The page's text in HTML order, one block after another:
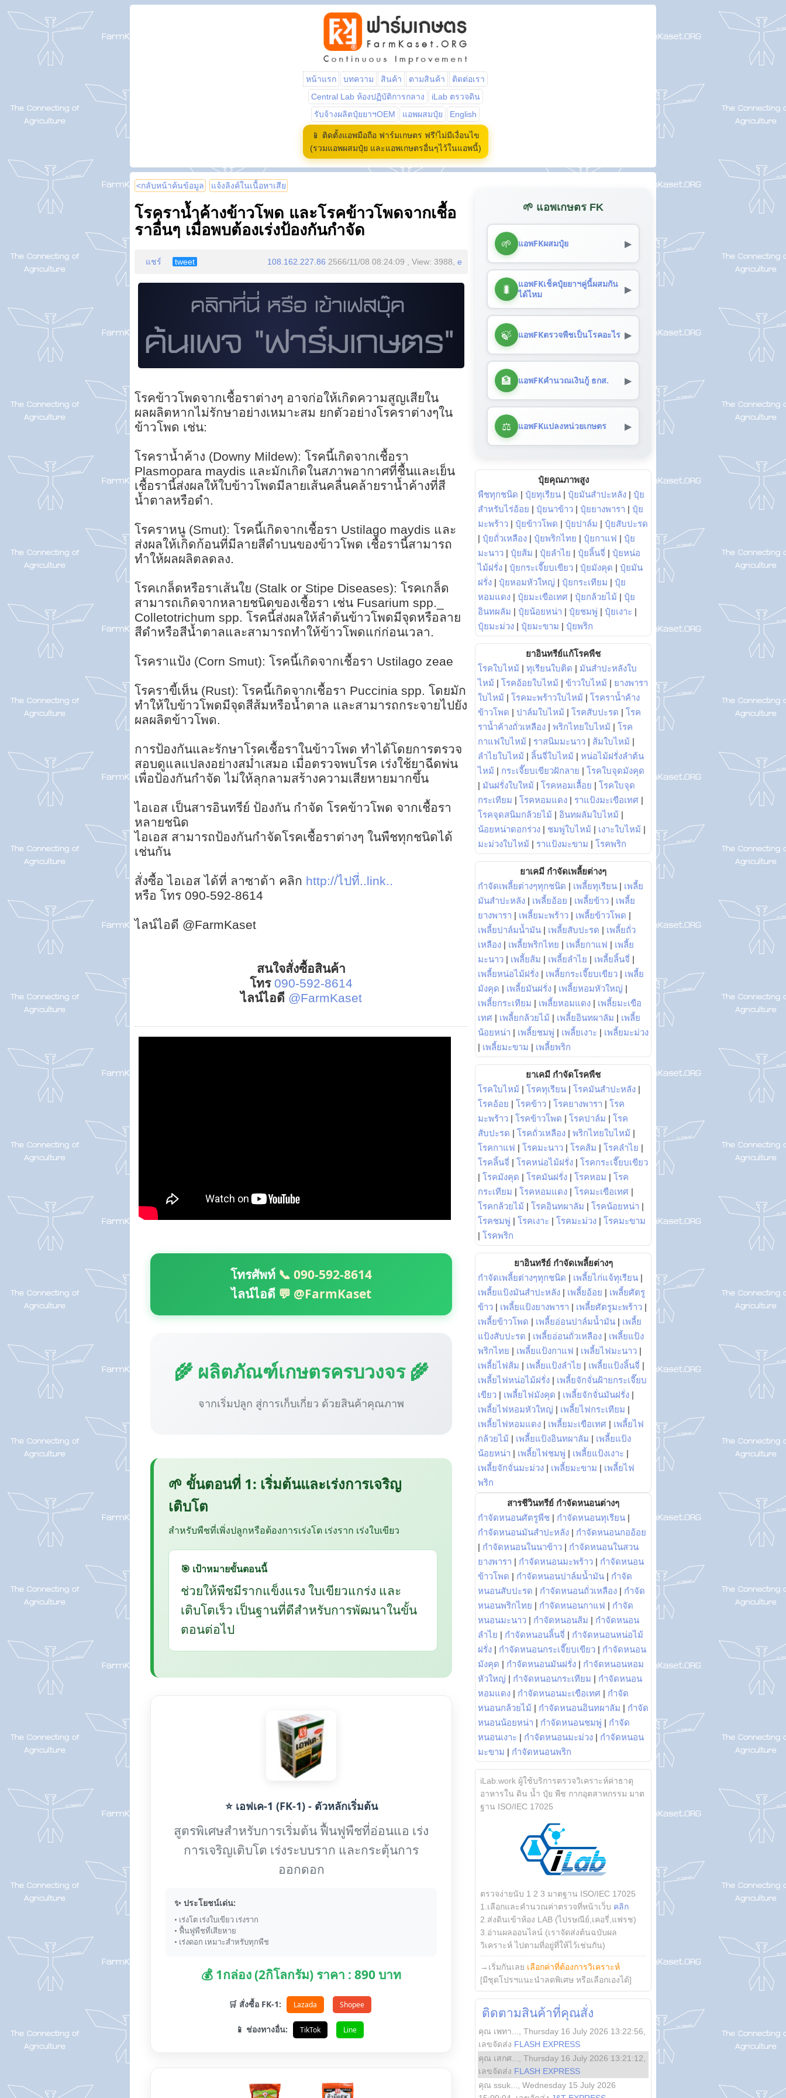
หน้าแรก บทความ สินค้า ตามสินค้า
ติดต่อเรา
Central Lab ห้องปฏิบัติการกลาง
iLab ตรวจดิน
รับจ้างผลิตปุ๋ยยาฯOEM
แอพผสมปุ๋ย English
📱 ติดตั้งแอพมือถือ ฟาร์มเกษตร ฟรี!ไม่มีเงื่อนไข
(รวมแอพผสมปุ๋ย และแอพเกษตรอื่นๆไว้ในแอพนี้)
<กลับหน้าค้นข้อมูล แจ้งลิงค์ในเนื้อหาเสีย
โรคราน้ำค้างข้าวโพด และโรคข้าวโพดจากเชื้อ
ราอื่นๆ เมื่อพบต้องเร่งป้องกันกำจัด
แชร์ tweet 108.162.227.86 2566/11/08 08:24:09 , View: 3988, e
โรคข้าวโพดจากเชื้อราต่างๆ อาจก่อให้เกิดความสูญเสียใน
ผลผลิตหากไม่รักษาอย่างเหมาะสม ยกตัวอย่างโรคราต่างๆใน
ข้าวโพด เช่น:
โรคราน้ำค้าง (Downy Mildew): โรคนี้เกิดจากเชื้อรา
Plasmopara maydis และมักเกิดในสภาพอากาศที่ชื้นและเย็น
เชื้อรานี้ส่งผลให้ใบข้าวโพดมีลายเส้นคลื่นคล้ายราน้ำค้างที่สี
น้ำตาลหรือดำ.
โรคราหนู (Smut): โรคนี้เกิดจากเชื้อรา Ustilago maydis และ
ส่งผลให้เกิดก้อนที่มีลายสีดำบนของข้าวโพด เชื้อรานี้สามารถ
ทำให้ผลผลิตลดลง.
โรคเกล็ดหรือราเส้นใย (Stalk or Stipe Diseases): โรคเกล็ด
สามารถเกิดจากหลายชนิดของเชื้อรา เช่น Fusarium spp._
Colletotrichum spp. โรคนี้ส่งผลให้ลำต้นข้าวโพดมีจุดหรือลาย
สีดำหรือสีน้ำตาลและสามารถทำให้ข้าวโพดแก่ก่อนเวลา.
โรคราแป้ง (Corn Smut): โรคนี้เกิดจากเชื้อรา Ustilago zeae
โรคราขี้เห็น (Rust): โรคนี้เกิดจากเชื้อรา Puccinia spp. โดยมัก
ทำให้ใบข้าวโพดมีจุดสีส้มหรือน้ำตาล และสามารถกระจายไปยัง
ผลผลิตข้าวโพด.
การป้องกันและรักษาโรคเชื้อราในข้าวโพด ทำได้โดยการตรวจ
สอบดูแลแปลงอย่างสม่ำเสมอ เมื่อตรวจพบโรค เร่งใช้ยาฉีดพ่น
เพื่อป้องกันกำจัด ไม่ให้ลุกลามสร้างความเสียหายมากขึ้น
ไอเอส เป็นสารอินทรีย์ ป้องกัน กำจัด โรคข้าวโพด จากเชื้อรา
หลายชนิด
ไอเอส สามารถป้องกันกำจัดโรคเชื้อราต่างๆ ในพืชทุกชนิดได้
เช่นกัน
สั่งซื้อ ไอเอส ได้ที่ ลาซาด้า คลิก http://ไปที่..link..
หรือ โทร 090-592-8614
ไลน์ไอดี @FarmKaset
สนใจสั่งซื้อสินค้า
โทร 090-592-8614
ไลน์ไอดี @FarmKaset
โทรศัพท์ 📞 090-592-8614
ไลน์ไอดี 💬 @FarmKaset
🌾 ผลิตภัณฑ์เกษตรครบวงจร 🌾
จากเริ่มปลูก สู่การเก็บเกี่ยว ด้วยสินค้าคุณภาพ
🌱 ขั้นตอนที่ 1: เริ่มต้นและเร่งการเจริญ
เติบโต
สำหรับพืชที่เพิ่งปลูกหรือต้องการเร่งโต เร่งราก เร่งใบเขียว
🎯 เป้าหมายขั้นตอนนี้
ช่วยให้พืชมีรากแข็งแรง ใบเขียวแกร่ง และ
เติบโตเร็ว เป็นฐานที่ดีสำหรับการพัฒนาในขั้น
ตอนต่อไป
⭐ เอฟเค-1 (FK-1) - ตัวหลักเริ่มต้น
สูตรพิเศษสำหรับการเริ่มต้น ฟื้นฟูพืชที่อ่อนแอ เร่ง
การเจริญเติบโต เร่งระบบราก และกระตุ้นการ
ออกดอก
✨ ประโยชน์เด่น:
• เร่งโต เร่งใบเขียว เร่งราก
• ฟื้นฟูพืชที่เสียหาย
• เร่งดอก เหมาะสำหรับทุกพืช
💰 1กล่อง (2กิโลกรัม) ราคา : 890 บาท
🛒 สั่งซื้อ FK-1: Lazada Shopee
📱 ช่องทางอื่น: TikTok Line
🌱 แอพเกษตร FK
🌱 แอพFKผสมปุ๋ย ▶
🐛
แอพFKเช็คปุ๋ยยาฯคู่นี้ผสมกัน
ได้ไหม
▶
🍃 แอพFKตรวจพืชเป็นโรคอะไร ▶
🏦 แอพFKคำนวณเงินกู้ ธกส. ▶
⚖️ แอพFKแปลงหน่วยเกษตร ▶
ปุ๋ยคุณภาพสูง
พืชทุกชนิด | ปุ๋ยทุเรียน | ปุ๋ยมันสำปะหลัง | ปุ๋ย
สำหรับไร่อ้อย | ปุ๋ยนาข้าว | ปุ๋ยยางพารา | ปุ๋ย
มะพร้าว | ปุ๋ยข้าวโพด | ปุ๋ยปาล์ม | ปุ๋ยสับปะรด
| ปุ๋ยถั่วเหลือง | ปุ๋ยพริกไทย | ปุ๋ยกาแฟ | ปุ๋ย
มะนาว | ปุ๋ยส้ม | ปุ๋ยลำไย | ปุ๋ยลิ้นจี่ | ปุ๋ยหน่อ
ไม้ฝรั่ง | ปุ๋ยกระเจี๊ยบเขียว | ปุ๋ยมังคุด | ปุ๋ยมัน
ฝรั่ง | ปุ๋ยหอมหัวใหญ่ | ปุ๋ยกระเทียม | ปุ๋ย
หอมแดง | ปุ๋ยมะเขือเทศ | ปุ๋ยกล้วยไม้ | ปุ๋ย
อินทผลัม | ปุ๋ยน้อยหน่า | ปุ๋ยชมพู่ | ปุ๋ยเงาะ |
ปุ๋ยมะม่วง | ปุ๋ยมะขาม | ปุ๋ยพริก
ยาอินทรีย์แก้โรคพืช
โรคใบไหม้ | ทุเรียนใบติด | มันสำปะหลังใบ
ไหม้ | โรคอ้อยใบไหม้ | ข้าวใบไหม้ | ยางพารา
ใบไหม้ | โรคมะพร้าวใบไหม้ | โรคราน้ำค้าง
ข้าวโพด | ปาล์มใบไหม้ | โรคสับปะรด | โรค
ราน้ำค้างถั่วเหลือง | พริกไทยใบไหม้ | โรค
กาแฟใบไหม้ | ราสนิมมะนาว | ส้มใบไหม้ |
ลำไยใบไหม้ | ลิ้นจี่ใบไหม้ | หน่อไม้ฝรั่งลำต้น
ไหม้ | กระเจี๊ยบเขียวฝักลาย | โรคใบจุดมังคุด
| มันฝรั่งใบใหม้ | โรคหอมเลื้อย | โรคใบจุด
กระเทียม | โรคหอมแดง | ราแป้งมะเขือเทศ |
โรคจุดสนิมกล้วยไม้ | อินทผลัมใบไหม้ |
น้อยหน่าดอกร่วง | ชมพู่ใบไหม้ | เงาะใบไหม้ |
มะม่วงใบไหม้ | ราแป้งมะขาม | โรคพริก
ยาเคมี กำจัดเพลี้ยต่างๆ
กำจัดเพลี้ยต่างๆทุกชนิด | เพลี้ยทุเรียน | เพลี้ย
มันสำปะหลัง | เพลี้ยอ้อย | เพลี้ยข้าว | เพลี้ย
ยางพารา | เพลี้ยมะพร้าว | เพลี้ยข้าวโพด |
เพลี้ยปาล์มน้ำมัน | เพลี้ยสับปะรด | เพลี้ยถั่ว
เหลือง | เพลี้ยพริกไทย | เพลี้ยกาแฟ | เพลี้ย
มะนาว | เพลี้ยส้ม | เพลี้ยลำไย | เพลี้ยลิ้นจี่ |
เพลี้ยหน่อไม้ฝรั่ง | เพลี้ยกระเจี๊ยบเขียว | เพลี้ย
มังคุด | เพลี้ยมันฝรั่ง | เพลี้ยหอมหัวใหญ่ |
เพลี้ยกระเทียม | เพลี้ยหอมแดง | เพลี้ยมะเขือ
เทศ | เพลี้ยกล้วยไม้ | เพลี้ยอินทผาลัม | เพลี้ย
น้อยหน่า | เพลี้ยชมพู่ | เพลี้ยเงาะ | เพลี้ยมะม่วง
| เพลี้ยมะขาม | เพลี้ยพริก
ยาเคมี กำจัดโรคพืช
โรคใบไหม้ | โรคทุเรียน | โรคมันสำปะหลัง |
โรคอ้อย | โรคข้าว | โรคยางพารา | โรค
มะพร้าว | โรคข้าวโพด | โรคปาล์ม | โรค
สับปะรด | โรคถั่วเหลือง | พริกไทยใบไหม้ |
โรคกาแฟ | โรคมะนาว | โรคส้ม | โรคลำไย |
โรคลิ้นจี่ | โรคหน่อไม้ฝรั่ง | โรคกระเจี๊ยบเขียว
| โรคมังคุด | โรคมันฝรั่ง | โรคหอม | โรค
กระเทียม | โรคหอมแดง | โรคมะเขือเทศ |
โรคกล้วยไม้ | โรคอินทผาลัม | โรคน้อยหน่า |
โรคชมพู่ | โรคเงาะ | โรคมะม่วง | โรคมะขาม
| โรคพริก
ยาอินทรีย์ กำจัดเพลี้ยต่างๆ
กำจัดเพลี้ยต่างๆทุกชนิด | เพลี้ยไก่แจ้ทุเรียน |
เพลี้ยแป้งมันสำปะหลัง | เพลี้ยอ้อย | เพลี้ยศัตรู
ข้าว | เพลี้ยแป้งยางพารา | เพลี้ยศัตรูมะพร้าว |
เพลี้ยข้าวโพด | เพลี้ยอ่อนปาล์มน้ำมัน | เพลี้ย
แป้งสับปะรด | เพลี้ยอ่อนถั่วเหลือง | เพลี้ยแป้ง
พริกไทย | เพลี้ยแป้งกาแฟ | เพลี้ยไฟมะนาว |
เพลี้ยไฟส้ม | เพลี้ยแป้งลำไย | เพลี้ยแป้งลิ้นจี่ |
เพลี้ยไฟหน่อไม้ฝรั่ง | เพลี้ยจักจั่นฝ้ายกระเจี๊ยบ
เขียว | เพลี้ยไฟมังคุด | เพลี้ยจักจั่นมันฝรั่ง |
เพลี้ยไฟหอมหัวใหญ่ | เพลี้ยไฟกระเทียม |
เพลี้ยไฟหอมแดง | เพลี้ยมะเขือเทศ | เพลี้ยไฟ
กล้วยไม้ | เพลี้ยแป้งอินทผาลัม | เพลี้ยแป้ง
น้อยหน่า | เพลี้ยไฟชมพู่ | เพลี้ยแป้งเงาะ |
เพลี้ยจักจั่นมะม่วง | เพลี้ยมะขาม | เพลี้ยไฟ
พริก
สารชีวินทรีย์ กำจัดหนอนต่างๆ
กำจัดหนอนศัตรูพืช | กำจัดหนอนทุเรียน |
กำจัดหนอนมันสำปะหลัง | กำจัดหนอนกออ้อย
| กำจัดหนอนในนาข้าว | กำจัดหนอนในสวน
ยางพารา | กำจัดหนอนมะพร้าว | กำจัดหนอน
ข้าวโพด | กำจัดหนอนปาล์มน้ำมัน | กำจัด
หนอนสับปะรด | กำจัดหนอนถั่วเหลือง | กำจัด
หนอนพริกไทย | กำจัดหนอนกาแฟ | กำจัด
หนอนมะนาว | กำจัดหนอนส้ม | กำจัดหนอน
ลำไย | กำจัดหนอนลิ้นจี่ | กำจัดหนอนหน่อไม้
ฝรั่ง | กำจัดหนอนกระเจี๊ยบเขียว | กำจัดหนอน
มังคุด | กำจัดหนอนมันฝรั่ง | กำจัดหนอนหอม
หัวใหญ่ | กำจัดหนอนกระเทียม | กำจัดหนอน
หอมแดง | กำจัดหนอนมะเขือเทศ | กำจัด
หนอนกล้วยไม้ | กำจัดหนอนอินทผาลัม | กำจัด
หนอนน้อยหน่า | กำจัดหนอนชมพู่ | กำจัด
หนอนเงาะ | กำจัดหนอนมะม่วง | กำจัดหนอน
มะขาม | กำจัดหนอนพริก
iLab.work ผู้ใช้บริการตรวจวิเคราะห์ค่าธาตุ
อาหารใน ดิน น้ำ ปุ๋ย พืช กากอุตสาหกรรม มาต
ฐาน ISO/IEC 17025
ตรวจง่ายนับ 1 2 3 มาตฐาน ISO/IEC 17025
1.เลือกและคำนวณค่าตรวจที่หน้าเว็บ คลิก
2.ส่งดินเข้าห้อง LAB (ไปรษณีย์,เคอรี่,แฟรช)
3.อ่านผลออนไลน์ (เราจัดส่งต้นฉบับผล
วิเคราะห์ ไปตามที่อยู่ที่ให้ไว้เช่นกัน)
→เริ่มกันเลย เลือกค่าที่ต้องการวิเคราะห์
[มีชุดโปรฯแนะนำลดพิเศษ หรือเลือกเองได้]
ติดตามสินค้าที่คุณสั่ง
คุณ เพทา... Thursday 16 July 2026 13:22:56
เลขจัดส่ง FLASH EXPRESS
คุณ เสกศ...
Thursday 16 July 2026 13:21:12
เลขจัดส่ง FLASH EXPRESS
คุณ ssuk...
Wednesday 15 July 2026